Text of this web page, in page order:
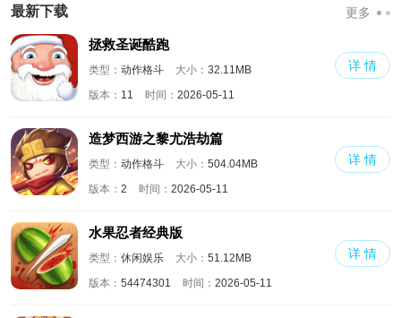
最新下载 更多
拯救圣诞酷跑
类型： 动作格斗 大小： 32.11MB
版本： 11 时间： 2026-05-11
详 情
造梦西游之黎尤浩劫篇
类型： 动作格斗 大小： 504.04MB
版本： 2 时间： 2026-05-11
详 情
水果忍者经典版
类型： 休闲娱乐 大小： 51.12MB
版本： 54474301 时间： 2026-05-11
详 情